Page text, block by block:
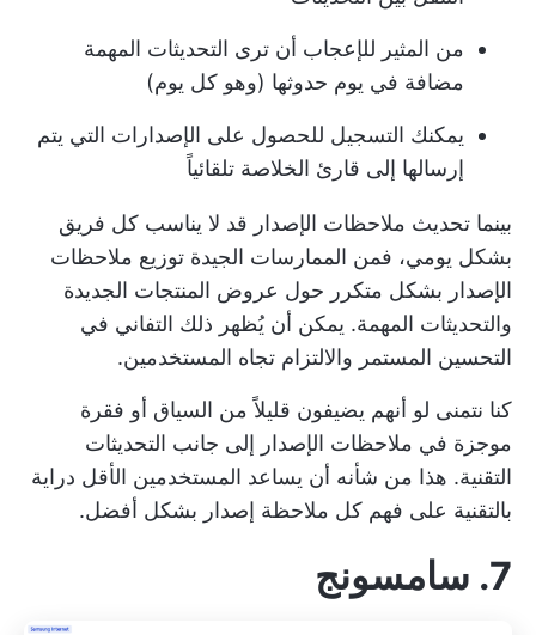
من المثير للإعجاب أن ترى التحديثات المهمة
مضافة في يوم حدوثها (وهو كل يوم)
يمكنك التسجيل للحصول على الإصدارات التي يتم
إرسالها إلى قارئ الخلاصة تلقائياً
بينما تحديث ملاحظات الإصدار قد لا يناسب كل فريق
بشكل يومي، فمن الممارسات الجيدة توزيع ملاحظات
الإصدار بشكل متكرر حول عروض المنتجات الجديدة
والتحديثات المهمة. يمكن أن يُظهر ذلك التفاني في
التحسين المستمر والالتزام تجاه المستخدمين.
كنا نتمنى لو أنهم يضيفون قليلاً من السياق أو فقرة
موجزة في ملاحظات الإصدار إلى جانب التحديثات
التقنية. هذا من شأنه أن يساعد المستخدمين الأقل دراية
بالتقنية على فهم كل ملاحظة إصدار بشكل أفضل.
7. سامسونج